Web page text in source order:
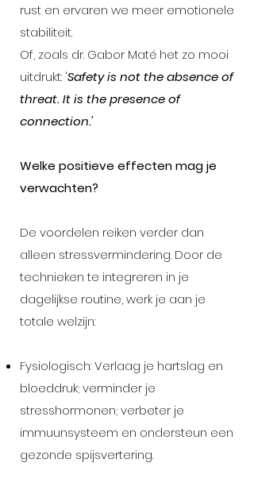
rust en ervaren we meer emotionele
stabiliteit.
Of, zoals dr. Gabor Maté het zo mooi
uitdrukt: 'Safety is not the absence of
threat. It is the presence of
connection.'
Welke positieve effecten mag je
verwachten?
De voordelen reiken verder dan
alleen stressvermindering. Door de
technieken te integreren in je
dagelijkse routine, werk je aan je
totale welzijn:
Fysiologisch: Verlaag je hartslag en
bloeddruk; verminder je
stresshormonen; verbeter je
immuunsysteem en ondersteun een
gezonde spijsvertering.